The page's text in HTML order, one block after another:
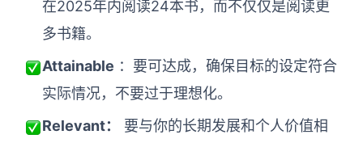
满足企业级团队协作和管理需求
在2025年内阅读24本书，而不仅仅是阅读更
多书籍。
Attainable ：要可达成，确保目标的设定符合
实际情况，不要过于理想化。
Relevant：
要与你的长期发展和个人价值相